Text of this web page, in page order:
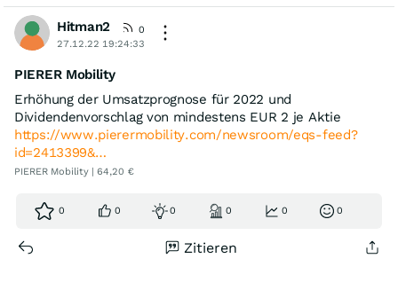
Hitman2
0
27.12.22 19:24:33
PIERER Mobility
Erhöhung der Umsatzprognose für 2022 und
Dividendenvorschlag von mindestens EUR 2 je Aktie
https://www.pierermobility.com/newsroom/eqs-feed?
id=2413399&…
PIERER Mobility | 64,20 €
0 0 0 0 0 0
Zitieren